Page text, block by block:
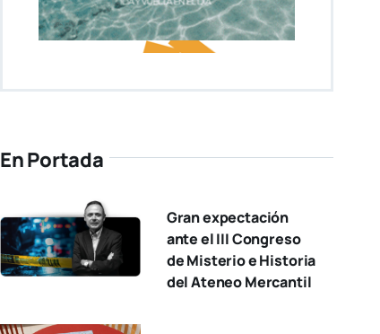
En Portada
Gran expectación
ante el III Congreso
de Misterio e Historia
del Ateneo Mercantil